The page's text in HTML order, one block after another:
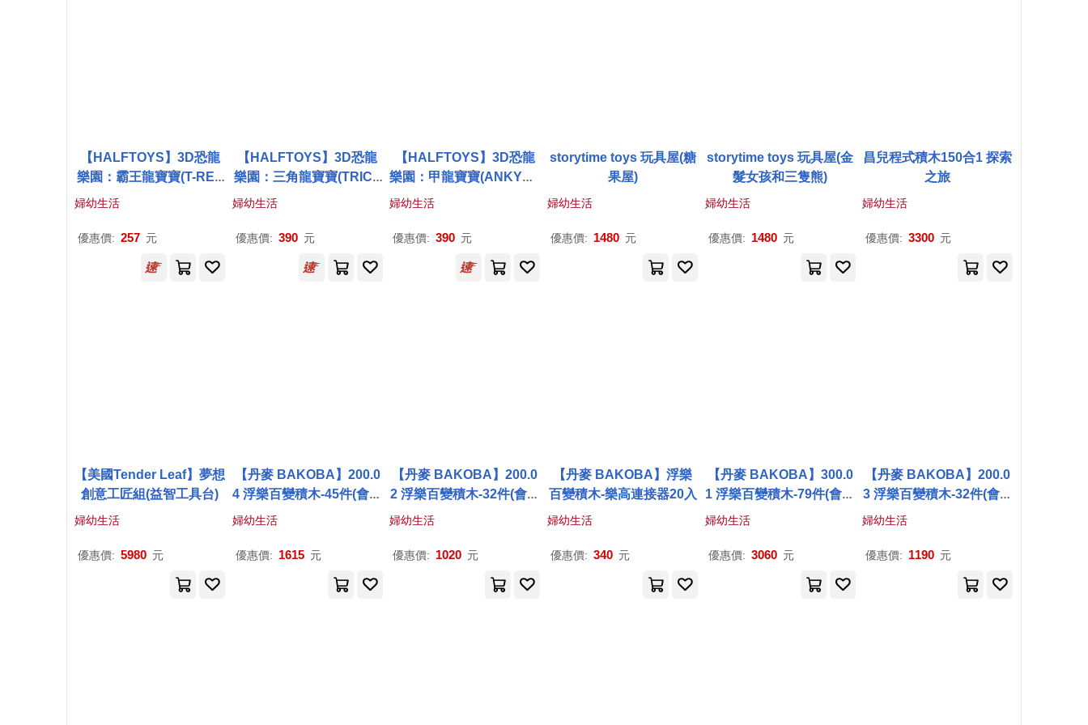
【HALFTOYS】3D恐龍
樂園：霸王龍寶寶(T-REX
BABY)STEAM教育玩具
婦幼生活
優惠價: 257 元
【HALFTOYS】3D恐龍
樂園：三角龍寶寶(TRICE
RA BABY)STEAM教育玩
婦幼生活
優惠價: 390 元
【HALFTOYS】3D恐龍
樂園：甲龍寶寶(ANKYLO
BABY) STEAM教育玩具
婦幼生活
優惠價: 390 元
storytime toys 玩具屋(糖
果屋)
婦幼生活
優惠價: 1480 元
storytime toys 玩具屋(金
髮女孩和三隻熊)
婦幼生活
優惠價: 1480 元
昌兒程式積木150合1 探索
之旅
婦幼生活
優惠價: 3300 元
【美國Tender Leaf】夢想
創意工匠組(益智工具台)
婦幼生活
優惠價: 5980 元
【丹麥 BAKOBA】200.0
4 浮樂百變積木-45件(會漂
婦幼生活
優惠價: 1615 元
【丹麥 BAKOBA】200.0
2 浮樂百變積木-32件(會漂
婦幼生活
優惠價: 1020 元
【丹麥 BAKOBA】浮樂
百變積木-樂高連接器20入
婦幼生活
優惠價: 340 元
【丹麥 BAKOBA】300.0
1 浮樂百變積木-79件(會漂
婦幼生活
優惠價: 3060 元
【丹麥 BAKOBA】200.0
3 浮樂百變積木-32件(會漂
婦幼生活
優惠價: 1190 元